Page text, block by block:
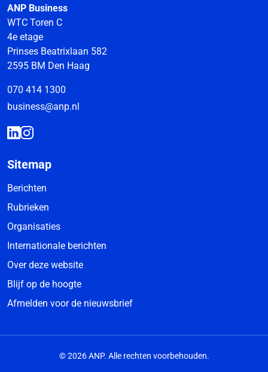
ANP Business
WTC Toren C
4e etage
Prinses Beatrixlaan 582
2595 BM Den Haag
070 414 1300
business@anp.nl
Sitemap
Berichten
Rubrieken
Organisaties
Internationale berichten
Over deze website
Blijf op de hoogte
Afmelden voor de nieuwsbrief
© 2026 ANP. Alle rechten voorbehouden.